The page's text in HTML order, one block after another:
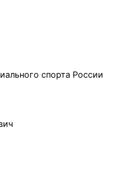
спорта России